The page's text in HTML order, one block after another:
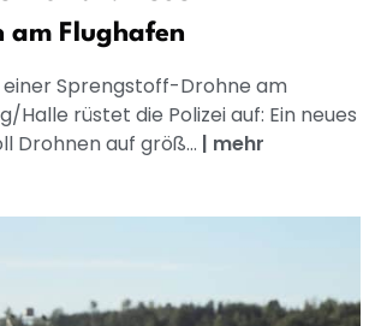
am Flughafen
einer Sprengstoff-Drohne am
Halle rüstet die Polizei auf: Ein neues
Drohnen auf größ... | mehr